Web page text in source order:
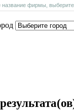
фирмы, выберите